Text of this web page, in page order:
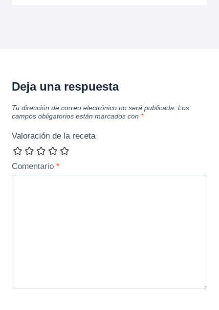
Deja una respuesta
Tu dirección de correo electrónico no será publicada. Los
campos obligatorios están marcados con *
Valoración de la receta
Comentario *